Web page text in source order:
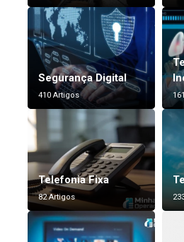
Segurança Digital
410 Artigos
Telefonia Fixa
82 Artigos